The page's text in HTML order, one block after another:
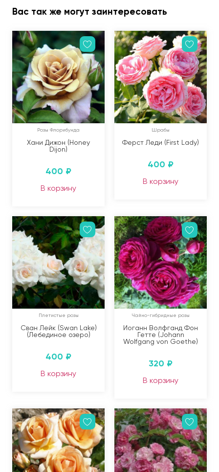
Вас так же могут заинтересовать
Розы Флорибунда
Хани Дижон (Honey
Dijon)
400 ₽
В корзину
Шрабы
Ферст Леди (First Lady)
400 ₽
В корзину
Плетистые розы
Сван Лейк (Swan Lake)
(Лебединое озеро)
400 ₽
В корзину
Чайно-гибридные розы
Иоганн Волфганд Фон
Гетте (Johann
Wolfgang von Goethe)
320 ₽
В корзину